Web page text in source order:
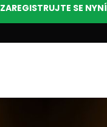
ZAREGISTRUJTE SE NYNÍ